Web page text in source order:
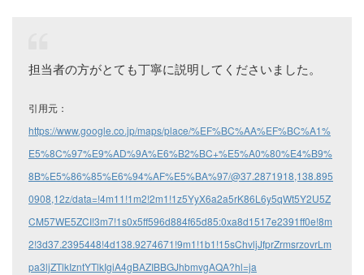
担当者の方がとても丁寧に説明してくださいました。
引用元：
https://www.google.co.jp/maps/place/%EF%BC%AA%EF%BC%A1%
E5%8C%97%E9%AD%9A%E6%B2%BC+%E5%A0%80%E4%B9%
8B%E5%86%85%E6%94%AF%E5%BA%97/@37.2871918,138.895
0908,12z/data=!4m11!1m2!2m1!1z5YyX6a2a5rK86L6y5qWt5Y2U5Z
CM57WE5ZCI!3m7!1s0x5ff596d884f65d85:0xa8d1517e2391ff0e!8m
2!3d37.2395448!4d138.9274671!9m1!1b1!15sChvljJfprZrmsrzovrLm
pa3ljZTlkIzntYTlkIgiA4gBAZIBBGJhbmvgAQA?hl=ja